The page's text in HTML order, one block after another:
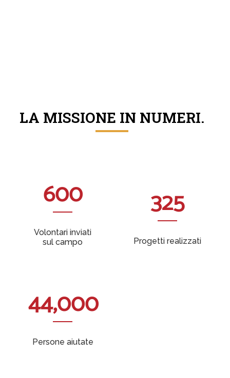
LA MISSIONE IN NUMERI.
600
Volontari inviati
sul campo
325
Progetti realizzati
44,000
Persone aiutate